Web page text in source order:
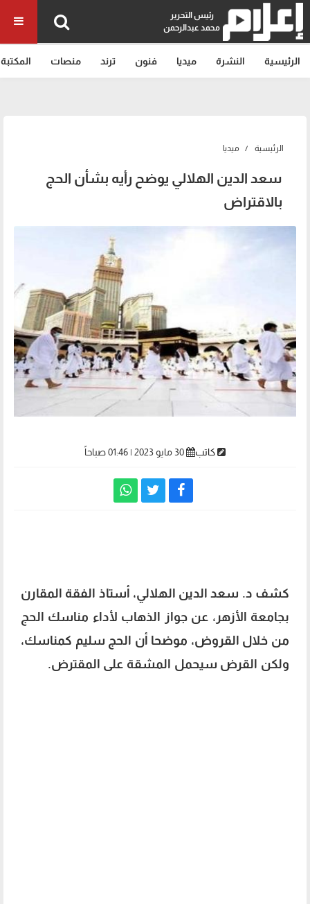
رئيس التحرير
محمد عبدالرحمن
الرئيسية النشرة ميديا فنون ترند منصات المكتبة
الرئيسية ميديا
سعد الدين الهلالي يوضح رأيه بشأن الحج
بالاقتراض
كاتب
كشف د. سعد الدين الهلالي، أستاذ الفقة المقارن
بجامعة الأزهر، عن جواز الذهاب لأداء مناسك الحج
من خلال القروض، موضحا أن الحج سليم كمناسك،
ولكن القرض سيحمل المشقة على المقترض.